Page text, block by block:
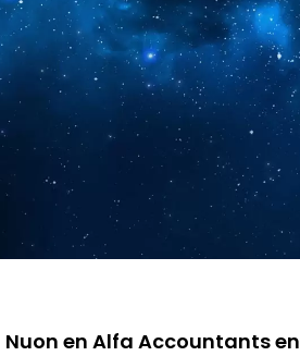
Nuon en Alfa Accountants